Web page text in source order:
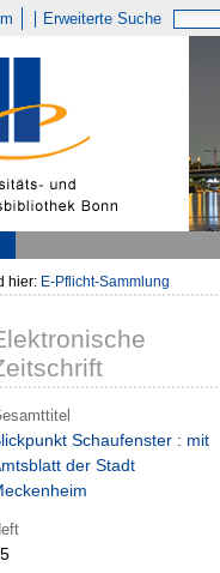
Erweiterte Suche
hier: E-Pflicht-Sammlung
Schaufenster : mit
der Stadt